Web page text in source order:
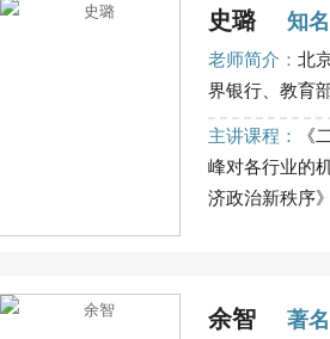
史璐 知
老师简介： 北
界银行、教育
主讲课程：
《
峰对各行业的
济政治新秩序
余智 著